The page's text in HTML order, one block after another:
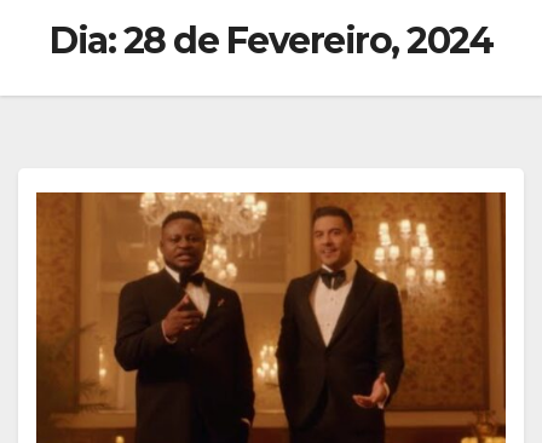
Dia:28 de Fevereiro, 2024